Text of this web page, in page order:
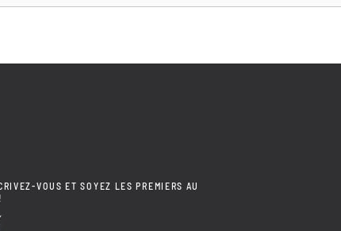
VOUS ET SOYEZ LES PREMIERS AU